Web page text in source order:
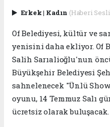
Erkek| Kadın (Haberi
Of Belediyesi, kültür ve
yenisini daha ekliyor. Of
Salih Sarıalioğlu'nun
Büyükşehir Belediyesi
sahnelenecek "Ünlü
oyunu, 14 Temmuz Salı
ücretsiz olarak buluşacak.